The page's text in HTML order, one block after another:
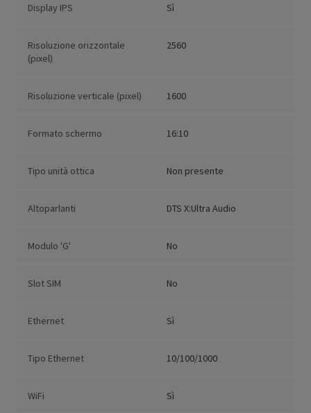
Display IPS Sì
Risoluzione orizzontale
(pixel)
2560
Risoluzione verticale (pixel) 1600
Formato schermo 16:10
Tipo unità ottica Non presente
Altoparlanti DTS X:Ultra Audio
Modulo 'G' No
Slot SIM No
Ethernet Sì
Tipo Ethernet 10/100/1000
WiFi Sì